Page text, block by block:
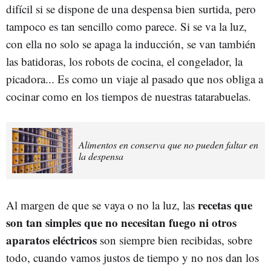
difícil si se dispone de una despensa bien surtida, pero
tampoco es tan sencillo como parece. Si se va la luz,
con ella no solo se apaga la inducción, se van también
las batidoras, los robots de cocina, el congelador, la
picadora... Es como un viaje al pasado que nos obliga a
cocinar como en los tiempos de nuestras tatarabuelas.
Alimentos en conserva que no pueden faltar en
la despensa
Al margen de que se vaya o no la luz, las recetas que
son tan simples que no necesitan fuego ni otros
aparatos eléctricos son siempre bien recibidas, sobre
todo, cuando vamos justos de tiempo y no nos dan los